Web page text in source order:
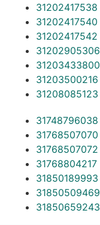
31202417538
31202417540
31202417542
31202905306
31203433800
31203500216
31208085123
31748796038
31768507070
31768507072
31768804217
31850189993
31850509469
31850659243